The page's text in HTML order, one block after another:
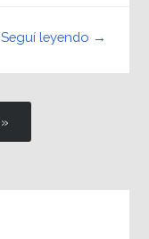
Seguí leyendo →
»